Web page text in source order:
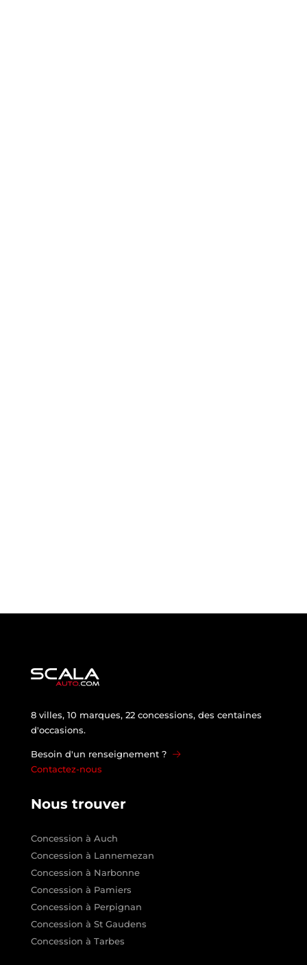
8 villes, 10 marques, 22 concessions, des centaines
d'occasions.
Besoin d'un renseignement ?
Contactez-nous
Nous trouver
Concession à Auch
Concession à Lannemezan
Concession à Narbonne
Concession à Pamiers
Concession à Perpignan
Concession à St Gaudens
Concession à Tarbes